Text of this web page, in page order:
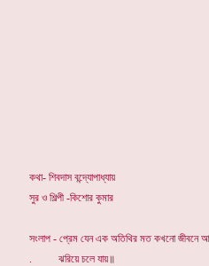
কথা- শিবদাস বন্দ্যোপাধ্যায়
সুর ও শিল্পী -কিশোর কুমার
সংলাপ - প্রেম যেন এক অতিথির মত কখনো জীবনে
. ঝরিয়ে চলে যায়॥